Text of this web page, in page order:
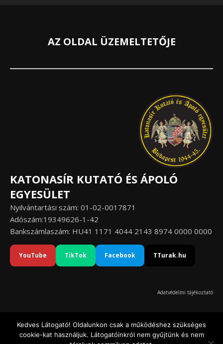
AZ OLDAL ÜZEMELTETŐJE
KATONASÍR KUTATÓ ÉS ÁPOLÓ
EGYESÜLET
Nyilvántartási szám: 01-02-0017871
Adószám:19349626-1-42
Bankszámlaszám: HU41 1171 4044 2143 8974 0000 0000
YouTube TikTok Facebook TTurak.hu
Adatvédelmi tájékoztató
Kedves Látogató! Oldalunkon csak a működéshez szükséges
cookie-kat használjuk. Látogatóinkról nem gyűjtünk és nem